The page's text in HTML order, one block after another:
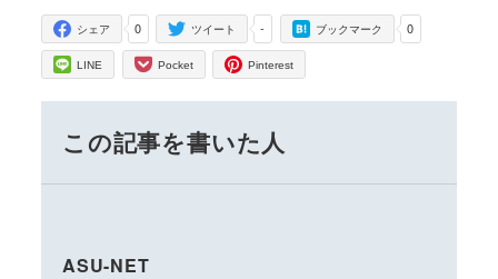
0
シェア -
ツイート 0
ブックマーク
LINE Pocket Pinterest
この記事を書いた人
ASU-NET